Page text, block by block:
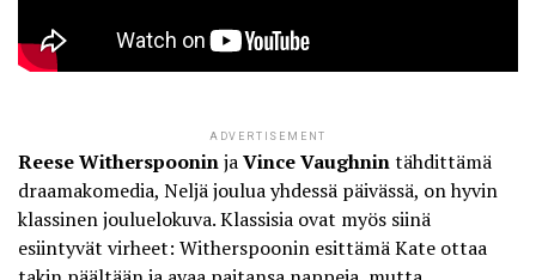
ADVERTISEMENT
Reese WitherspooninjaVince Vaughnintähdittämä
draamakomedia, Neljä joulua yhdessä päivässä, on hyvin
klassinen jouluelokuva. Klassisia ovat myös siinä
esiintyvät virheet: Witherspoonin esittämä Kate ottaa